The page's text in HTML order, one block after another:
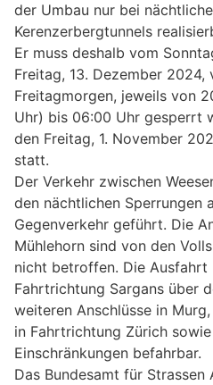
der Umbau nur bei
Kerenzerbergtunnels
Er muss deshalb vom
Freitag, 13. Dezember
Freitagmorgen, jeweils von
Uhr) bis 06:00 Uhr gesperrt
den Freitag, 1. November
statt.
Der Verkehr zwischen
den nächtlichen Sperrungen
Gegenverkehr geführt. Die
Mühlehorn sind von den
nicht betroffen. Die
Fahrtrichtung Sargans über
weiteren Anschlüsse in
in Fahrtrichtung Zürich
Einschränkungen befahrbar.
Das Bundesamt für Strassen